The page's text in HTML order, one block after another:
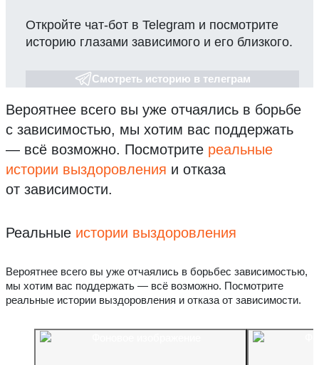
Откройте чат-бот в Telegram и посмотрите
историю глазами зависимого и его близкого.
Смотреть историю в телеграм
Вероятнее всего вы уже отчаялись в борьбе
с зависимостью, мы хотим вас поддержать
— всё возможно. Посмотрите реальные
истории выздоровления и отказа
от зависимости.
Реальные истории выздоровления
Вероятнее всего вы уже отчаялись в борьбес зависимостью,
мы хотим вас поддержать — всё возможно. Посмотрите
реальные истории выздоровления и отказа от зависимости.